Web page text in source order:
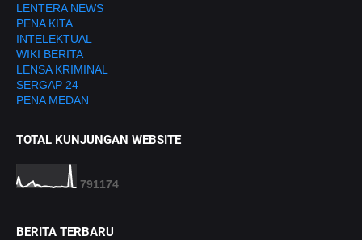
LENTERA NEWS
PENA KITA
INTELEKTUAL
WIKI BERITA
LENSA KRIMINAL
SERGAP 24
PENA MEDAN
TOTAL KUNJUNGAN WEBSITE
791174
BERITA TERBARU